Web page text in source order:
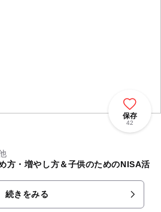
保存
42
方・増やし方＆子供のためのNISA活
続きをみる